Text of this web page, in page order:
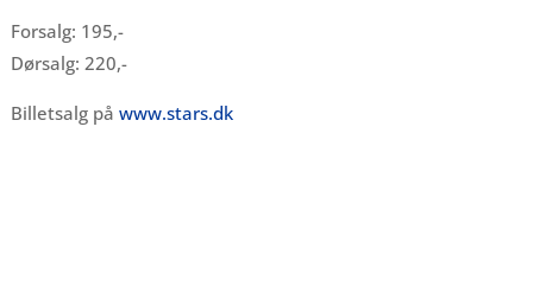
Forsalg: 195,-
Dørsalg: 220,-
Billetsalg på www.stars.dk